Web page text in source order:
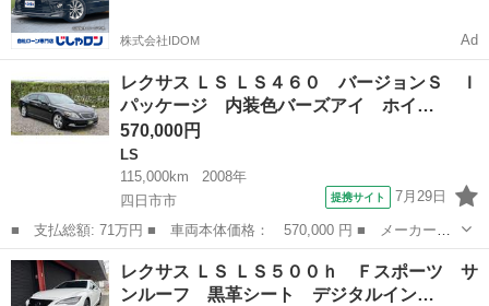
ン ドラレコ （車
ン
株式会社IDOM Ad
レクサス ＬＳ ＬＳ４６０ バージョンＳ Ｉ
パッケージ 内装色バーズアイ ホイ…
570,000円
LS
115,000km
2008年
四日市市
提携サイト 7月29日
■ 支払総額: 71万円 ■ 車両本体価格： 570,000 円 ■ メーカー
名： レクサス ■ 車種名： ＬＳ ■ グレード名： ＬＳ４６０
バージョンＳ Ｉパッケージ 内装色バーズアイ ホイール１９イン
チＡＷ 黒革 サ...
三重 四日市市
レクサス ＬＳ ＬＳ５００ｈ Ｆスポーツ サ
ンルーフ 黒革シート デジタルイン…